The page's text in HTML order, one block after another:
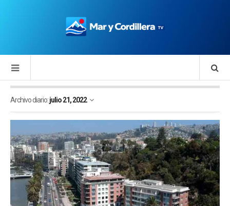
Archivo diario:julio 21, 2022